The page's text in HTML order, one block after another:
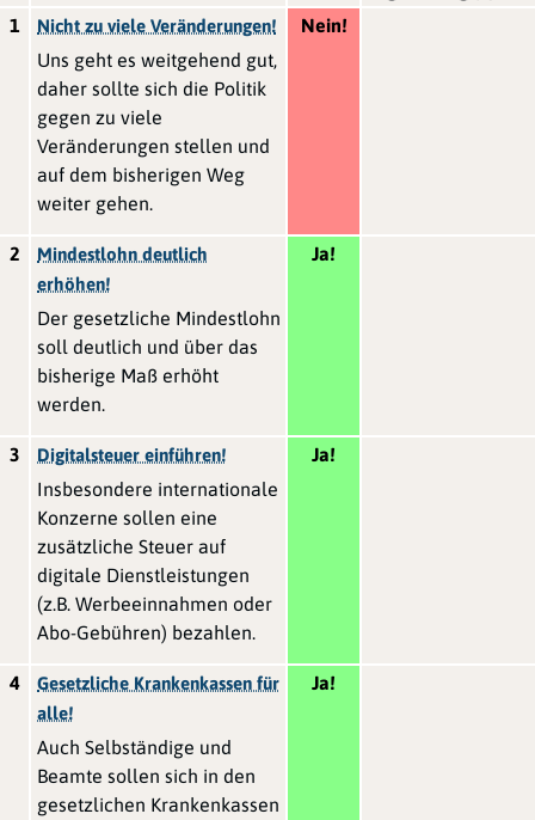
1 Nicht zu viele Veränderungen!
Uns geht es weitgehend gut,
daher sollte sich die Politik
gegen zu viele
Veränderungen stellen und
auf dem bisherigen Weg
weiter gehen.
Nein!
2
Mindestlohn deutlich
erhöhen!
Der gesetzliche Mindestlohn
soll deutlich und über das
bisherige Maß erhöht
werden.
Ja!
3 Digitalsteuer einführen!
Insbesondere internationale
Konzerne sollen eine
zusätzliche Steuer auf
digitale Dienstleistungen
(z.B. Werbeeinnahmen oder
Abo-Gebühren) bezahlen.
Ja!
4
Gesetzliche Krankenkassen für
alle!
Auch Selbständige und
Beamte sollen sich in den
gesetzlichen Krankenkassen
Ja!